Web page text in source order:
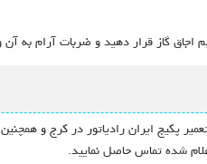
گاز قرار دهید و ضربات آرام به
پکیج ایران رادیاتور در کرج و
شده تماس حاصل نمایید.